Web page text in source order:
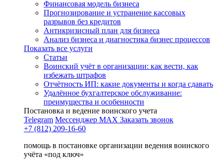
Финансовая модель бизнеса
Прогнозирование и устранение кассовых
разрывов без кредитов
Антикризисный план для бизнеса
Анализ бизнеса и диагностика бизнес процессов
Показать все услуги
Статьи
Воинский учёт в организации: как вести, как
избежать штрафов
Отчётность ИП: какие документы и когда сдавать
Удалённое бухгалтерское обслуживание:
преимущества и особенности
Постановка и ведение воинского учета
Telegram Мессенджер MAX Заказать звонок
+7 (812) 209-16-60
помощь в постановке организации ведения воинского
учёта «под ключ»